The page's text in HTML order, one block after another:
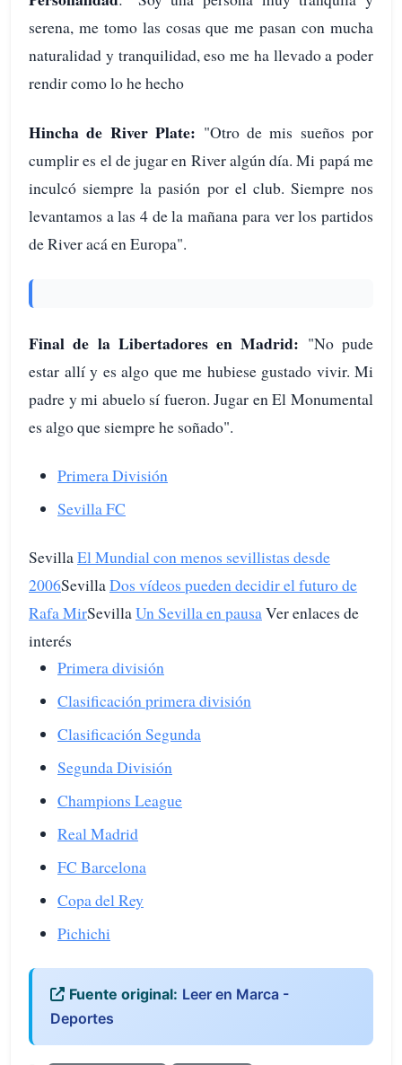
serena, me tomo las cosas que me pasan con mucha
naturalidad y tranquilidad, eso me ha llevado a poder
rendir como lo he hecho
Hincha de River Plate: "Otro de mis sueños por
cumplir es el de jugar en River algún día. Mi papá me
inculcó siempre la pasión por el club. Siempre nos
levantamos a las 4 de la mañana para ver los partidos
de River acá en Europa".
Final de la Libertadores en Madrid: "No pude
estar allí y es algo que me hubiese gustado vivir. Mi
padre y mi abuelo sí fueron. Jugar en El Monumental
es algo que siempre he soñado".
Primera División
Sevilla FC
SevillaEl Mundial con menos sevillistas desde
2006SevillaDos vídeos pueden decidir el futuro de
Rafa MirSevillaUn Sevilla en pausaVer enlaces de
interés
Primera división
Clasificación primera división
Clasificación Segunda
Segunda División
Champions League
Real Madrid
FC Barcelona
Copa del Rey
Pichichi
Fuente original: Leer en Marca -
Deportes